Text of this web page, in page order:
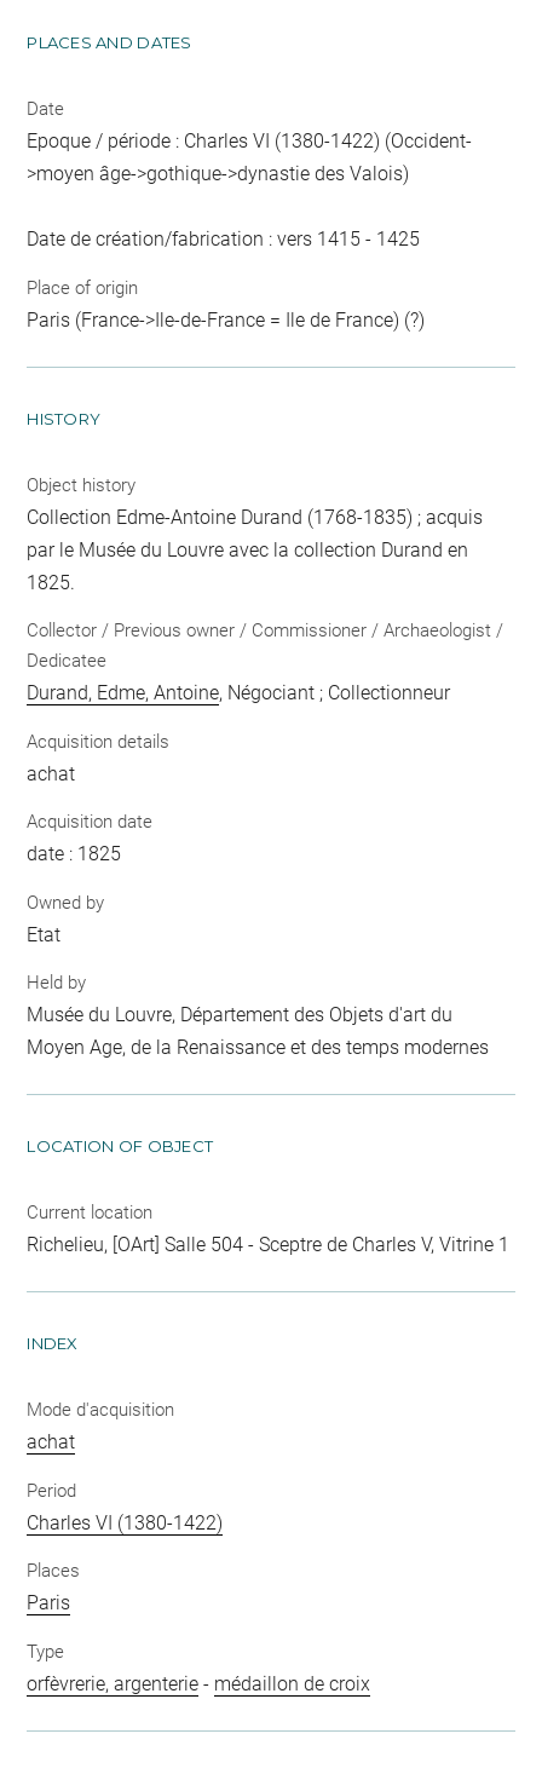
PLACES AND DATES
Date
Epoque / période : Charles VI (1380-1422) (Occident-
>moyen âge->gothique->dynastie des Valois)
Date de création/fabrication : vers 1415 - 1425
Place of origin
Paris (France->Ile-de-France = Ile de France) (?)
HISTORY
Object history
Collection Edme-Antoine Durand (1768-1835) ; acquis
par le Musée du Louvre avec la collection Durand en
1825.
Collector / Previous owner / Commissioner / Archaeologist /
Dedicatee
Durand, Edme, Antoine, Négociant ; Collectionneur
Acquisition details
achat
Acquisition date
date : 1825
Owned by
Etat
Held by
Musée du Louvre, Département des Objets d'art du
Moyen Age, de la Renaissance et des temps modernes
LOCATION OF OBJECT
Current location
Richelieu, [OArt] Salle 504 - Sceptre de Charles V, Vitrine 1
INDEX
Mode d'acquisition
achat
Period
Charles VI (1380-1422)
Places
Paris
Type
orfèvrerie, argenterie - médaillon de croix